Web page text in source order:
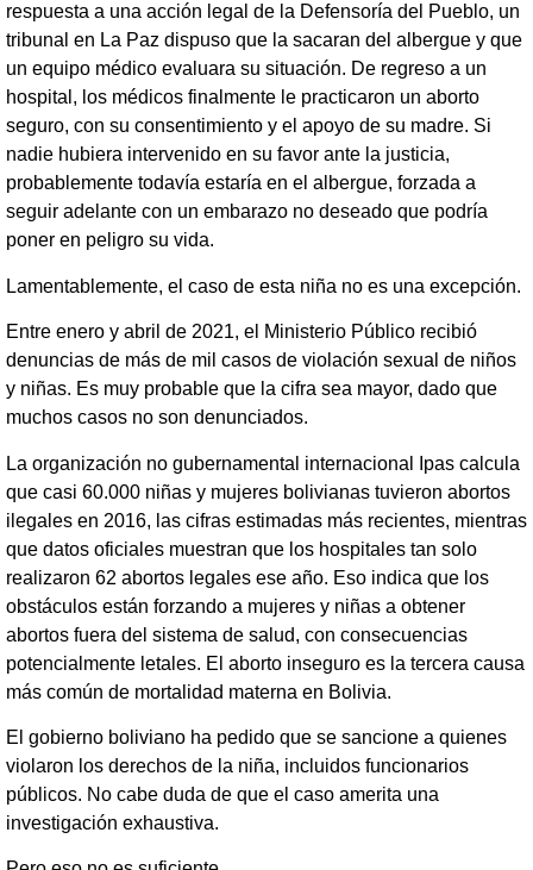
respuesta a una acción legal de la Defensoría del Pueblo, un
tribunal en La Paz dispuso que la sacaran del albergue y que
un equipo médico evaluara su situación. De regreso a un
hospital, los médicos finalmente le practicaron un aborto
seguro, con su consentimiento y el apoyo de su madre. Si
nadie hubiera intervenido en su favor ante la justicia,
probablemente todavía estaría en el albergue, forzada a
seguir adelante con un embarazo no deseado que podría
poner en peligro su vida.
Lamentablemente, el caso de esta niña no es una excepción.
Entre enero y abril de 2021, el Ministerio Público recibió
denuncias de más de mil casos de violación sexual de niños
y niñas. Es muy probable que la cifra sea mayor, dado que
muchos casos no son denunciados.
La organización no gubernamental internacional Ipas calcula
que casi 60.000 niñas y mujeres bolivianas tuvieron abortos
ilegales en 2016, las cifras estimadas más recientes, mientras
que datos oficiales muestran que los hospitales tan solo
realizaron 62 abortos legales ese año. Eso indica que los
obstáculos están forzando a mujeres y niñas a obtener
abortos fuera del sistema de salud, con consecuencias
potencialmente letales. El aborto inseguro es la tercera causa
más común de mortalidad materna en Bolivia.
El gobierno boliviano ha pedido que se sancione a quienes
violaron los derechos de la niña, incluidos funcionarios
públicos. No cabe duda de que el caso amerita una
investigación exhaustiva.